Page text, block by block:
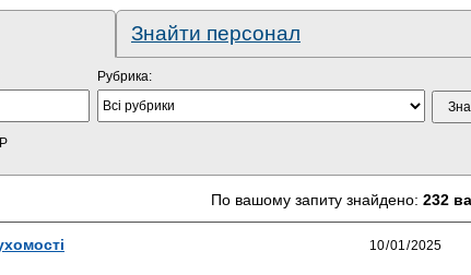
Знайти персонал
Рубрика:
По вашому запиту знайдено: 232